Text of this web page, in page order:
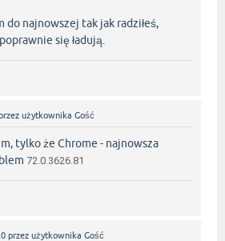
do najnowszej tak jak radziłeś,
się ładują.
użytkownika Gość
tylko że Chrome - najnowsza
72.0.3626.81
przez użytkownika Gość